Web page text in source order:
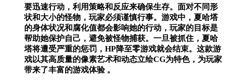
要迅速行动，利用策略和反应来确保生存。面对不同形
状和大小的怪物，玩家必须谨慎行事。游戏中，夏哈塔
的身体状况和腐化值都会影响她的行动，玩家的目标是
帮助她保护自己，避免被怪物捕获。一旦被抓住，夏哈
塔将遭受严重的惩罚，HP降至零游戏就会结束。这款游
戏以其高质量的像素艺术和动态立绘CG为特色，为玩家
带来了丰富的游戏体验 。